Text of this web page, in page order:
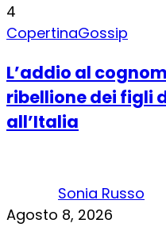
4
CopertinaGossip
L’addio al
ribellione dei figli
all’Italia
Sonia Russo
Agosto 8, 2026